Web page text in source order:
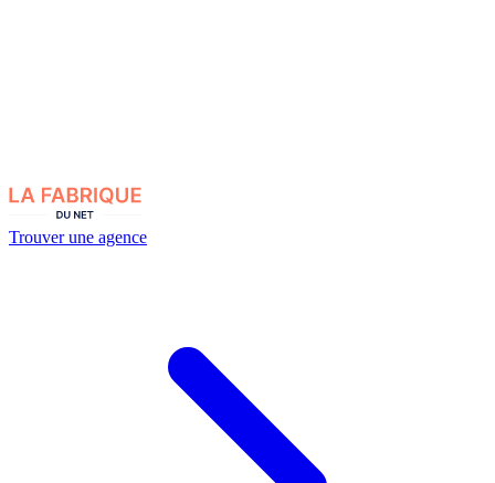
Trouver une agence